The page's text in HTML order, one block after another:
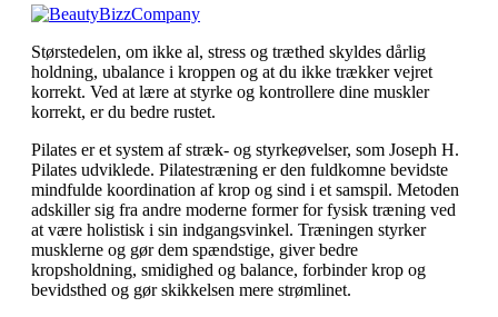
Størstedelen, om ikke al, stress og træthed skyldes dårlig
holdning, ubalance i kroppen og at du ikke trækker vejret
korrekt. Ved at lære at styrke og kontrollere dine muskler
korrekt, er du bedre rustet.
Pilates er et system af stræk- og styrkeøvelser, som Joseph H.
Pilates udviklede. Pilatestræning er den fuldkomne bevidste
mindfulde koordination af krop og sind i et samspil. Metoden
adskiller sig fra andre moderne former for fysisk træning ved
at være holistisk i sin indgangsvinkel. Træningen styrker
musklerne og gør dem spændstige, giver bedre
kropsholdning, smidighed og balance, forbinder krop og
bevidsthed og gør skikkelsen mere strømlinet.